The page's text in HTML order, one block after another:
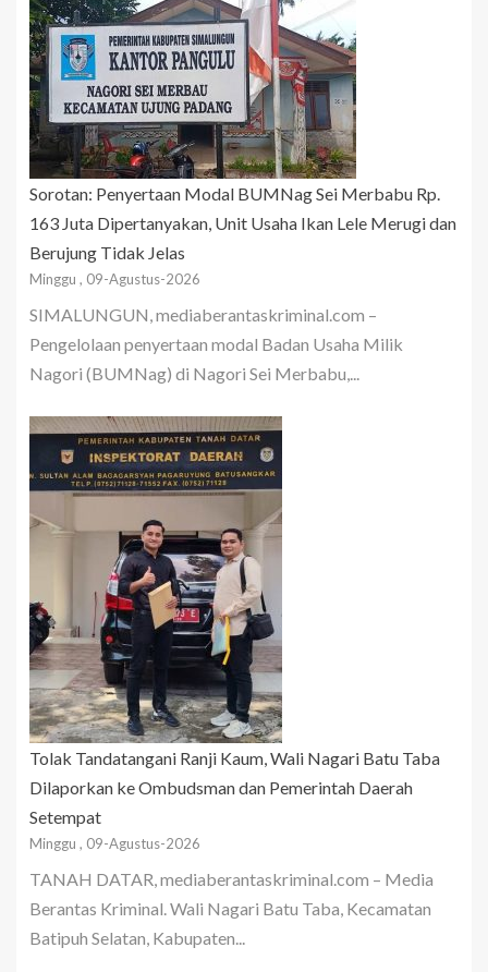
Sorotan: Penyertaan Modal BUMNag Sei Merbabu Rp.
163 Juta Dipertanyakan, Unit Usaha Ikan Lele Merugi dan
Berujung Tidak Jelas
Minggu , 09-Agustus-2026
SIMALUNGUN, mediaberantaskriminal.com –
Pengelolaan penyertaan modal Badan Usaha Milik
Nagori (BUMNag) di Nagori Sei Merbabu,...
Tolak Tandatangani Ranji Kaum, Wali Nagari Batu Taba
Dilaporkan ke Ombudsman dan Pemerintah Daerah
Setempat
Minggu , 09-Agustus-2026
TANAH DATAR, mediaberantaskriminal.com – Media
Berantas Kriminal. Wali Nagari Batu Taba, Kecamatan
Batipuh Selatan, Kabupaten...